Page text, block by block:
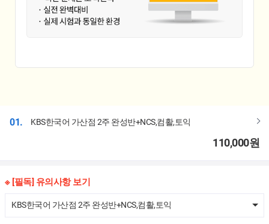
01. KBS한국어 가산점 2주 완성반+NCS,컴활,토익
110,000원
※ [필독] 유의사항 보기
KBS한국어 가산점 2주 완성반+NCS,컴활,토익